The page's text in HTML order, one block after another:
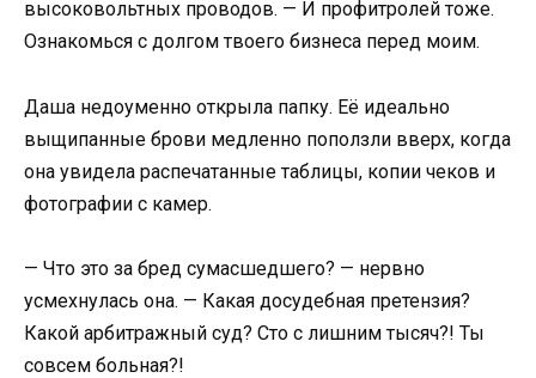
высоковольтных проводов. — И профитролей тоже.
Ознакомься с долгом твоего бизнеса перед моим.
Даша недоуменно открыла папку. Её идеально
выщипанные брови медленно поползли вверх, когда
она увидела распечатанные таблицы, копии чеков и
фотографии с камер.
— Что это за бред сумасшедшего? — нервно
усмехнулась она. — Какая досудебная претензия?
Какой арбитражный суд? Сто с лишним тысяч?! Ты
совсем больная?!